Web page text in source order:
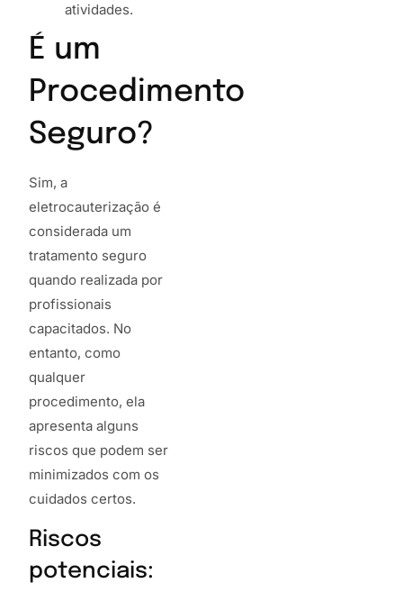
atividades.
É um
Procedimento
Seguro?
Sim, a
eletrocauterização é
considerada um
tratamento seguro
quando realizada por
profissionais
capacitados. No
entanto, como
qualquer
procedimento, ela
apresenta alguns
riscos que podem ser
minimizados com os
cuidados certos.
Riscos
potenciais: